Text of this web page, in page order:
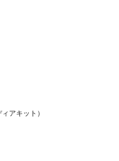
アキット）